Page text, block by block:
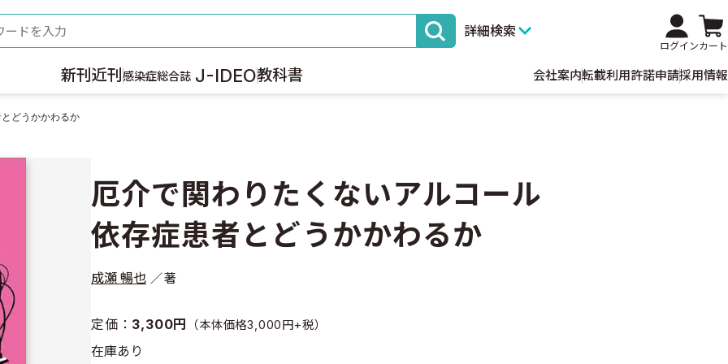
詳細検索
ログインカート
新刊 近刊 感染症総合誌 J-IDEO教科書 会社案内転載利用許諾申請採用情報
どうかかわるか
厄介で関わりたくないアルコール
依存症患者とどうかかわるか
成瀬 暢也 著
定価： 3,300円 （本体価格3,000円+税）
在庫あり